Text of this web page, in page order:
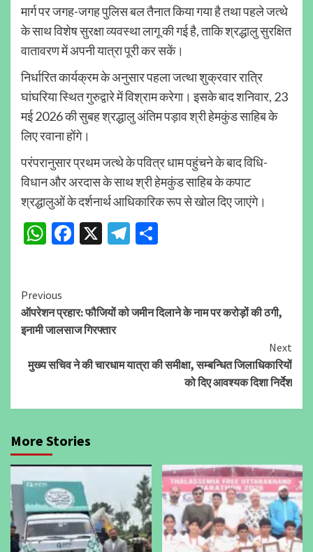
मार्ग पर जगह-जगह पुलिस बल तैनात किया गया है तथा पहले जत्थे
के साथ विशेष सुरक्षा व्यवस्था लागू की गई है, ताकि श्रद्धालु सुरक्षित
वातावरण में अपनी यात्रा पूरी कर सकें।
निर्धारित कार्यक्रम के अनुसार पहला जत्था शुक्रवार रात्रि
घांघरिया स्थित गुरुद्वारे में विश्राम करेगा। इसके बाद शनिवार, 23
मई 2026 की सुबह श्रद्धालु अंतिम पड़ाव श्री हेमकुंड साहिब के
लिए रवाना होंगे।
परंपरानुसार प्रथम जत्थे के पवित्र धाम पहुंचने के बाद विधि-
विधान और अरदास के साथ श्री हेमकुंड साहिब के कपाट
श्रद्धालुओं के दर्शनार्थ आधिकारिक रूप से खोल दिए जाएंगे।
WhatsApp
Facebook
X Telegram
Continue
Reading
Previous
ऑपरेशन प्रहार: फौजियों को जमीन दिलाने के नाम पर करोड़ों की ठगी,
इनामी जालसाज गिरफ्तार
Next
मुख्य सचिव ने की चारधाम यात्रा की समीक्षा, सम्बन्धित जिलाधिकारियों
को दिए आवश्यक दिशा निर्देश
More Stories